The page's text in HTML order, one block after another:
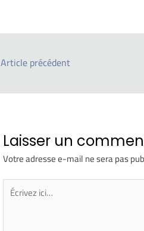
Article précédent
Laisser un
Votre adresse e-mail ne sera pas